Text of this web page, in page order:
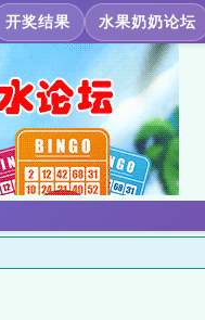
开奖结果 水果奶奶论坛